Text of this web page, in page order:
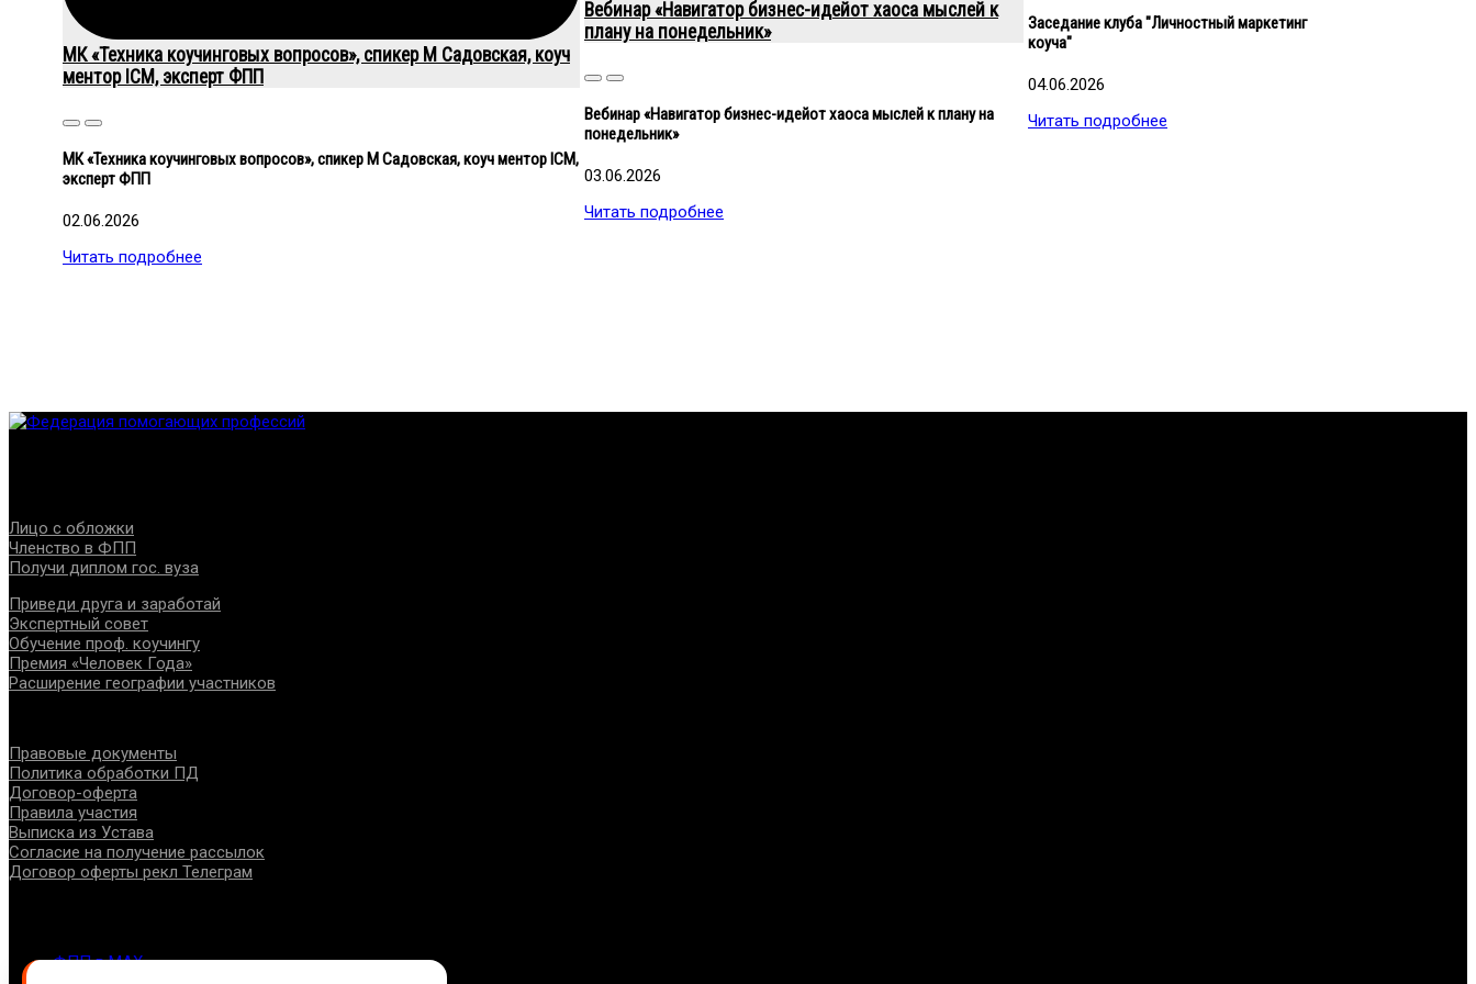
МК «Техника коучинговых вопросов», спикер М Садовская, коуч
ментор ICM, эксперт ФПП
CloseClose
МК «Техника коучинговых вопросов», спикер М Садовская, коуч ментор ICM,
эксперт ФПП
02.06.2026
Читать подробнее
Вебинар «Навигатор бизнес-идейот хаоса мыслей к
плану на понедельник»
CloseClose
Вебинар «Навигатор бизнес-идейот хаоса мыслей к плану на
понедельник»
03.06.2026
Читать подробнее
Заседание клуба "Личностный маркетинг
коуча"
04.06.2026
Читать подробнее
Лицо с обложки
Членство в ФПП
Получи диплом гос. вуза
Приведи друга и заработай
Экспертный совет
Обучение проф. коучингу
Премия «Человек Года»
Расширение географии участников
Правовые документы
Политика обработки ПД
Договор-оферта
Правила участия
Выписка из Устава
Согласие на получение рассылок
Договор оферты рекл Телеграм
ФПП в МАХ